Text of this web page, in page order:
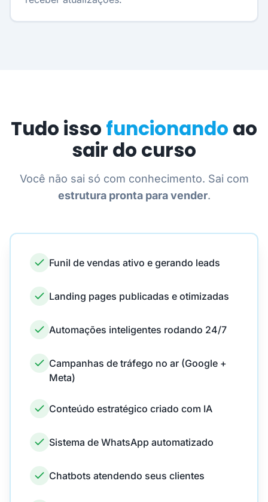
Tudo isso funcionando ao
sair do curso
Você não sai só com conhecimento. Sai com
estrutura pronta para vender.
Funil de vendas ativo e gerando leads
Landing pages publicadas e otimizadas
Automações inteligentes rodando 24/7
Campanhas de tráfego no ar (Google +
Meta)
Conteúdo estratégico criado com IA
Sistema de WhatsApp automatizado
Chatbots atendendo seus clientes